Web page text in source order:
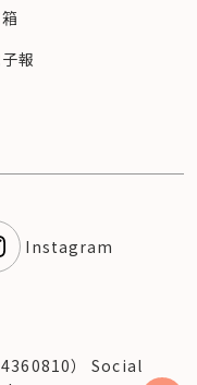
報
Instagram
） Social